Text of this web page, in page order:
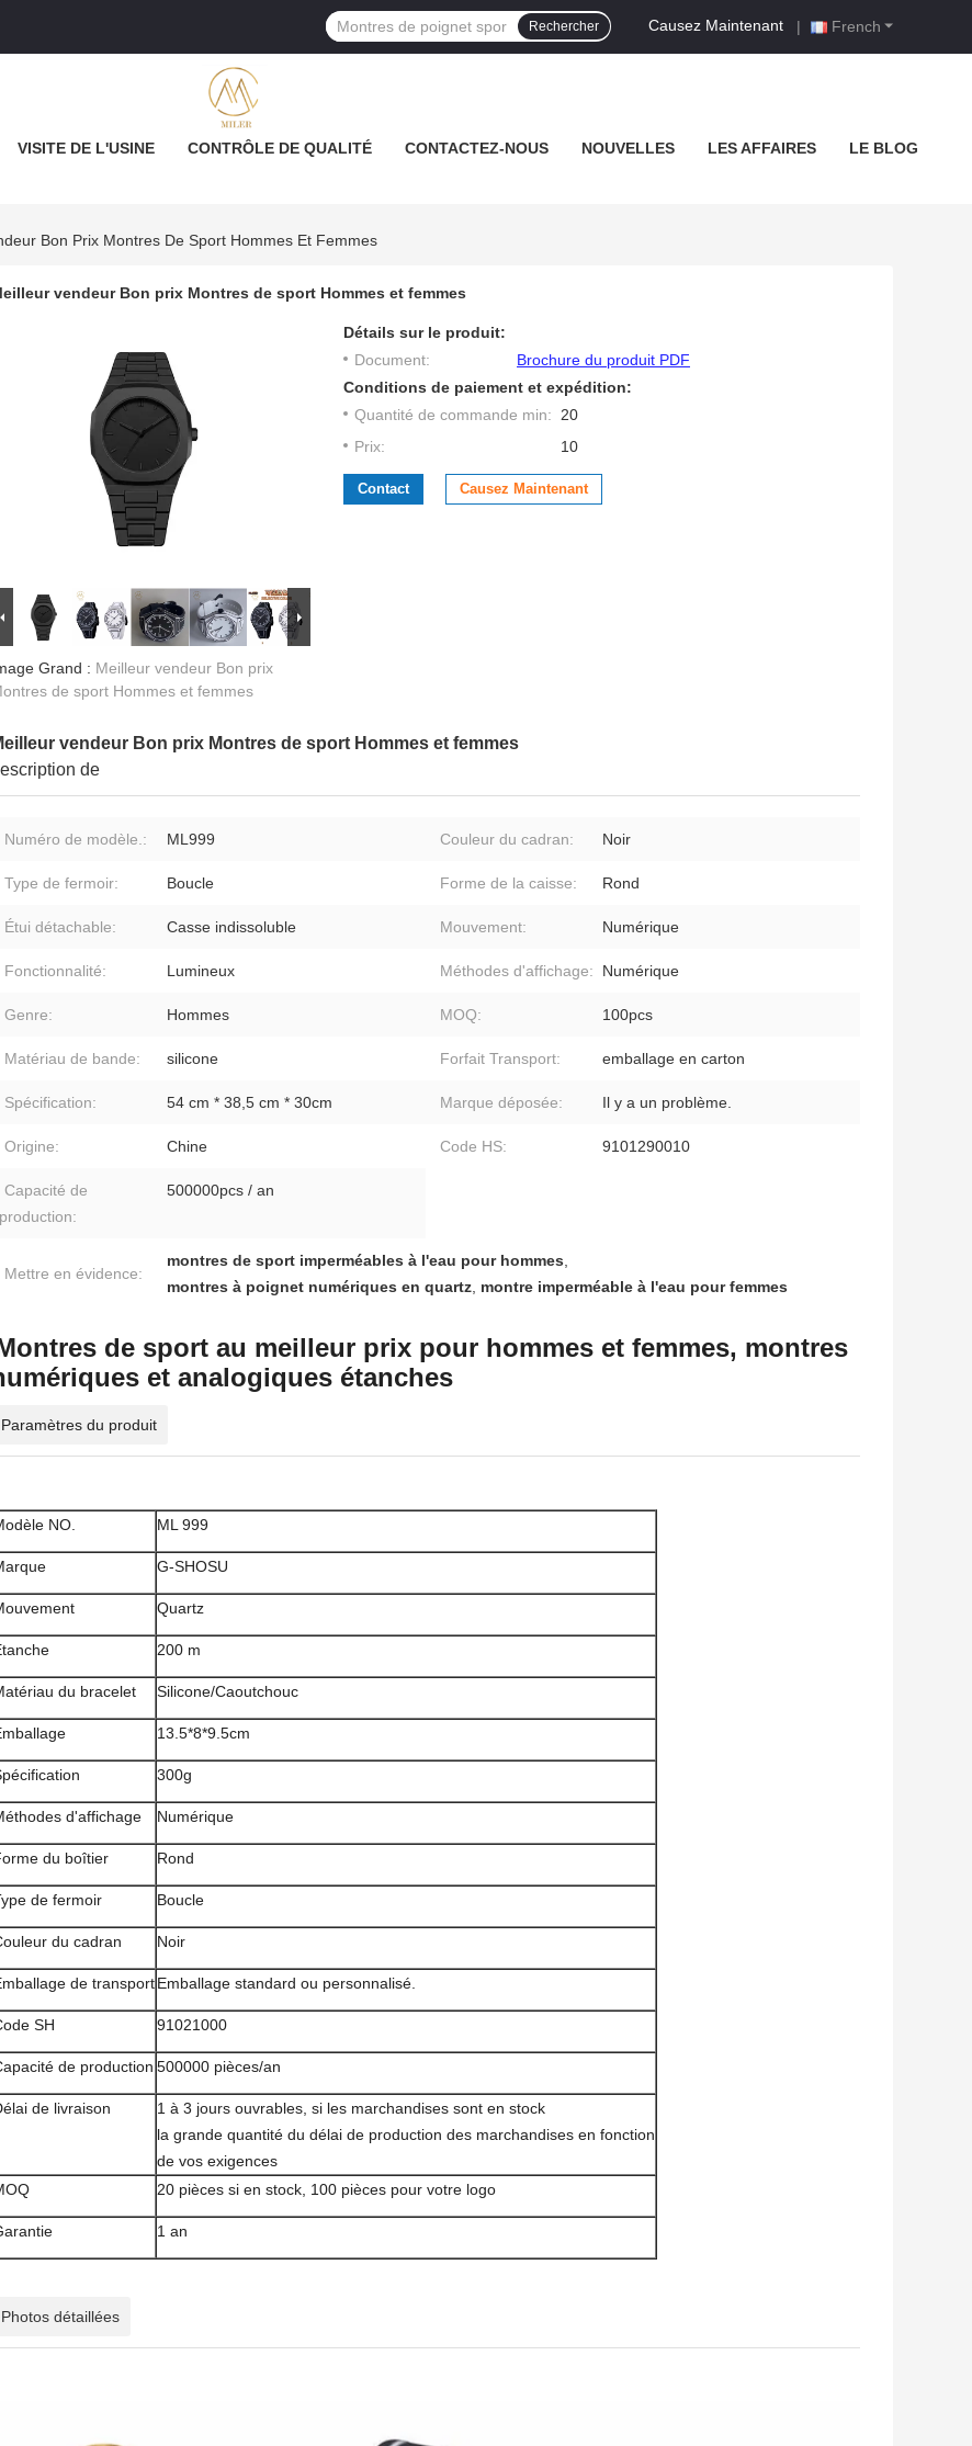
French
Causez Maintenant |
Rechercher
VISITE DE L'USINE CONTRÔLE DE QUALITÉ CONTACTEZ-NOUS NOUVELLES LES AFFAIRES LE BLOG
Bon Prix Montres De Sport Hommes Et Femmes
vendeur Bon prix Montres de sport Hommes et femmes
Grand : Meilleur vendeur Bon prix
de sport Hommes et femmes
Détails sur le produit:
Document:
Brochure du produit PDF
Conditions de paiement et expédition:
Quantité de commande min: 20
Prix:
10
Contact Causez Maintenant
vendeur Bon prix Montres de sport Hommes et femmes
de
Numéro de modèle.: ML999 Couleur du cadran: Noir
Type de fermoir: Boucle Forme de la caisse: Rond
Étui détachable: Casse indissoluble Mouvement: Numérique
Fonctionnalité: Lumineux Méthodes d'affichage: Numérique
Genre: Hommes MOQ: 100pcs
Matériau de bande: silicone Forfait Transport: emballage en carton
Spécification: 54 cm * 38,5 cm * 30cm Marque déposée: Il y a un problème.
Origine: Chine Code HS: 9101290010
Capacité de
production:
500000pcs / an
Mettre en évidence:
montres de sport imperméables à l'eau pour hommes,
montres à poignet numériques en quartz, montre imperméable à l'eau pour femmes
de sport au meilleur prix pour hommes et femmes, montres
et analogiques étanches
Paramètres du produit
NO. ML 999
G-SHOSU
Quartz
200 m
du bracelet Silicone/Caoutchouc
13.5*8*9.5cm
300g
d'affichage Numérique
du boîtier Rond
de fermoir Boucle
du cadran Noir
de transportEmballage standard ou personnalisé.
SH 91021000
de production 500000 pièces/an
de livraison
1 à 3 jours ouvrables, si les marchandises sont en stock
la grande quantité du délai de production des marchandises en fonction
de vos exigences
20 pièces si en stock, 100 pièces pour votre logo
1 an
Photos détaillées